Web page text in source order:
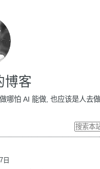
博客
哪怕 AI 能做, 也应该是人去
日